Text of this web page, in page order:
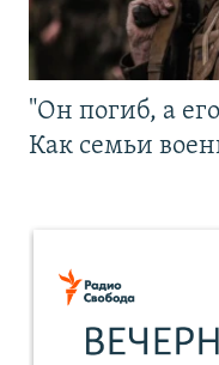
"Он погиб, а
Как семьи